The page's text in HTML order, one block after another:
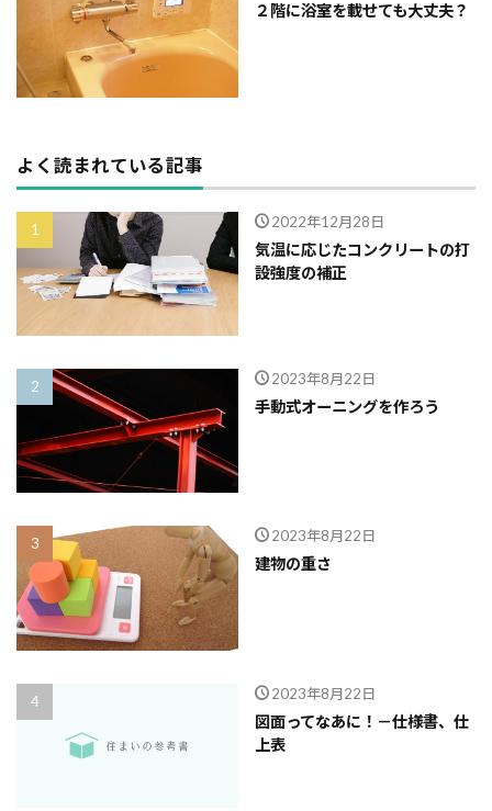
２階に浴室を載せても大丈夫？
よく読まれている記事
2022年12月28日
気温に応じたコンクリートの打
設強度の補正
2023年8月22日
手動式オーニングを作ろう
2023年8月22日
建物の重さ
2023年8月22日
図面ってなあに！－仕様書、仕
上表